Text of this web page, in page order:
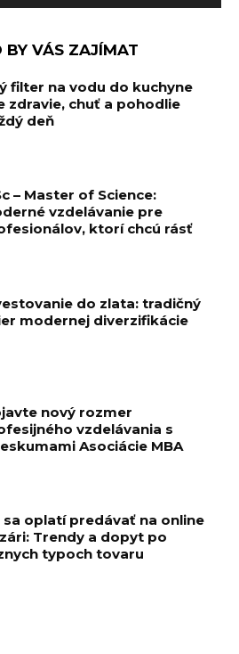
BY VÁS ZAJÍMAT
filter na vodu do kuchyne
zdravie, chuť a pohodlie
deň
– Master of Science:
vzdelávanie pre
ktorí chcú rásť
do zlata: tradičný
modernej diverzifikácie
nový rozmer
vzdelávania s
Asociácie MBA
sa oplatí predávať na online
Trendy a dopyt po
typoch tovaru